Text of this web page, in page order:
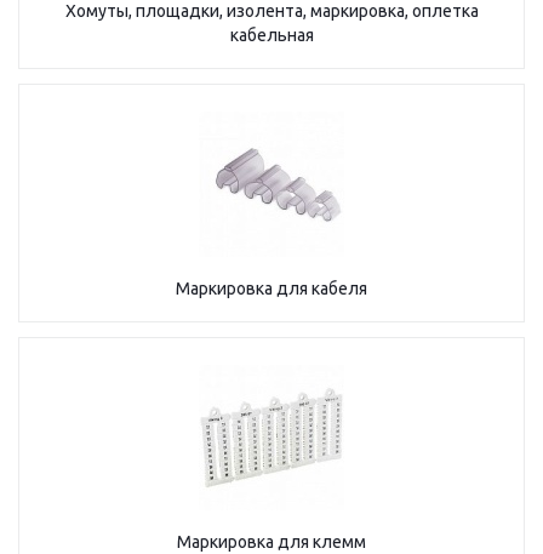
Хомуты, площадки, изолента, маркировка, оплетка
кабельная
Маркировка для кабеля
Маркировка для клемм